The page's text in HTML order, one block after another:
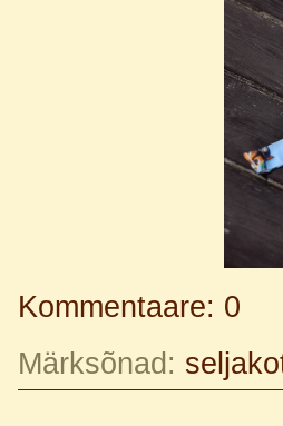
Kommentaare: 0
Märksõnad: